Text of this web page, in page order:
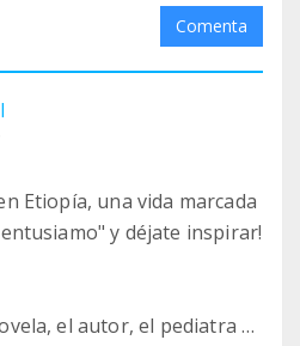
que nos une.
privilegio,
para todos,
Comenta
Etiopía, una vida marcada
y déjate inspirar!
el autor, el pediatra y